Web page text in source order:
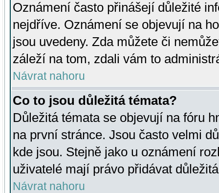
Oznámení často přinášejí důležité
nejdříve. Oznámení se objevují na
jsou uvedeny. Zda můžete či
záleží na tom, zdali vám to
Návrat nahoru
Co to jsou důležitá témata?
Důležitá témata se objevují na fóru
na první stránce. Jsou často velmi
kde jsou. Stejně jako u oznámení
uživatelé mají právo přidávat
Návrat nahoru